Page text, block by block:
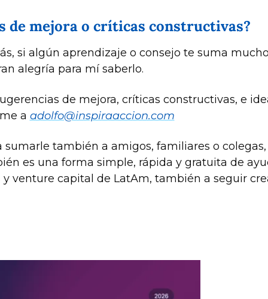
de mejora o críticas constructivas?
si algún aprendizaje o consejo te suma
alegría para mí saberlo.
de mejora, críticas constructivas, e
a adolfo@inspiraaccion.com
también a amigos, familiares o
es una forma simple, rápida y gratuita de
venture capital de LatAm, también a seguir